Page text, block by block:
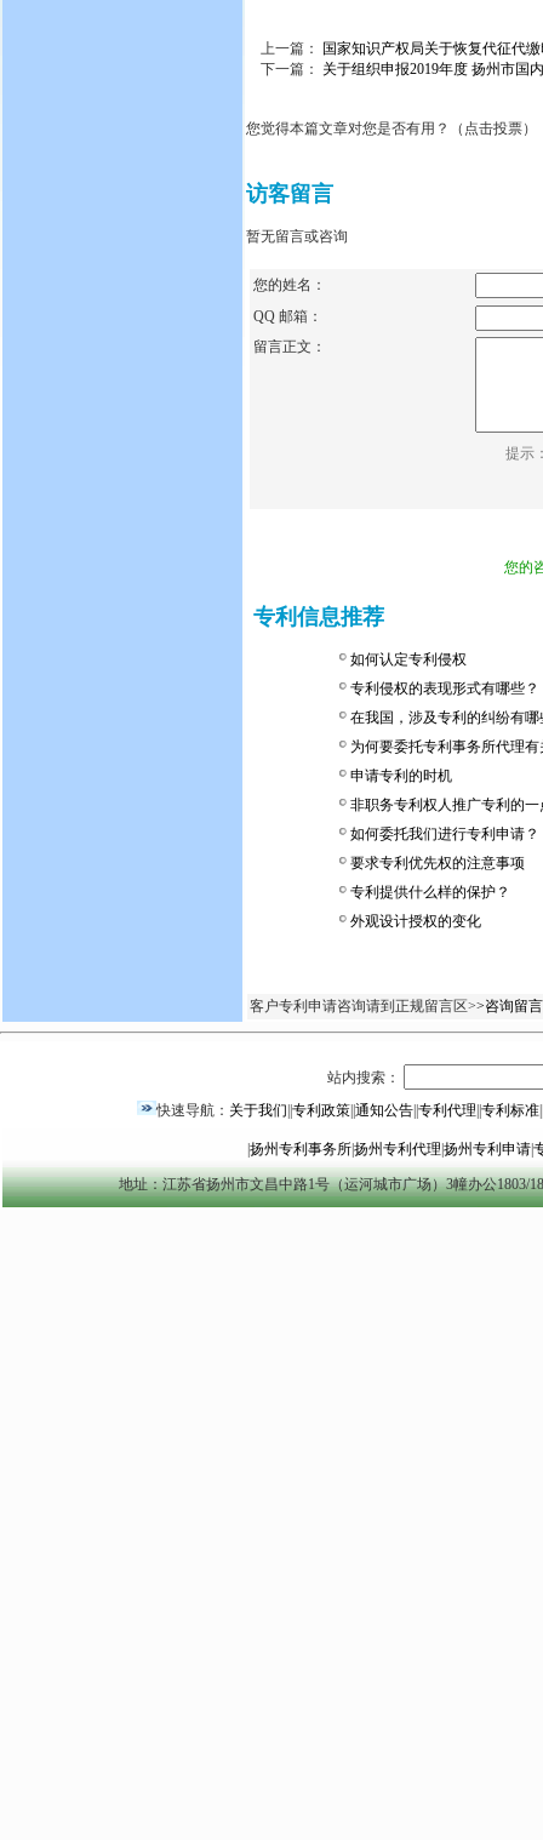
上一篇：
国家知识产权局关于恢复代征代
下一篇： 关于组织申报2019年度 扬州市国
您觉得本篇文章对您是否有用？（点击投票）
访客留言
暂无留言或咨询
您的姓名：
QQ 邮箱：
留言正文：
提示
您的
专利信息推荐
如何认定专利侵权
专利侵权的表现形式有哪些？
在我国，涉及专利的纠纷有哪
为何要委托专利事务所代理
申请专利的时机
非职务专利权人推广专利的一
如何委托我们进行专利申请？
要求专利优先权的注意事项
专利提供什么样的保护？
外观设计授权的变化
客户专利申请咨询请到正规留言区>>咨询留言
站内搜索：
快速导航： 关于我们 专利政策 通知公告 专利代理 专利标准
扬州专利事务所|扬州专利代理 扬州专利申请|
地址：江苏省扬州市文昌中路1号（运河城市广场）3幢办公1803/